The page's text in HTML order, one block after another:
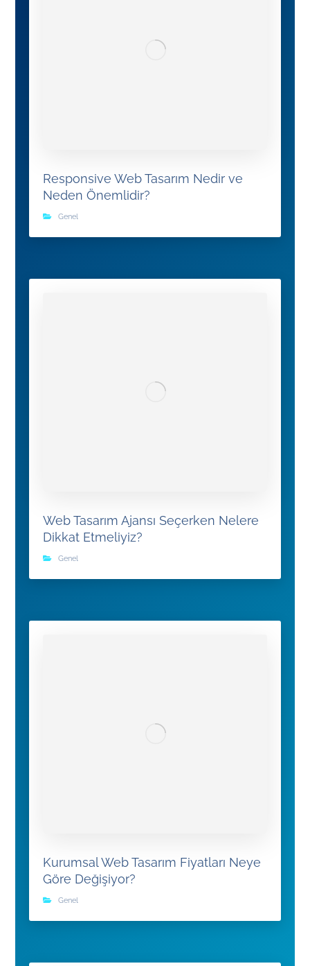
Responsive Web Tasarım Nedir ve
Neden Önemlidir?
Genel
Web Tasarım Ajansı Seçerken Nelere
Dikkat Etmeliyiz?
Genel
Kurumsal Web Tasarım Fiyatları Neye
Göre Değişiyor?
Genel